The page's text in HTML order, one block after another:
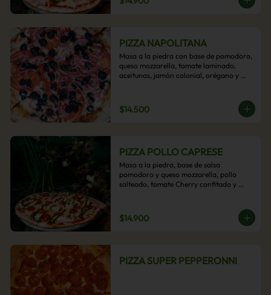
PIZZA NAPOLITANA
Masa a la piedra con base de pomodoro,
queso mozzarella, tomate laminado,
aceitunas, jamón colonial, orégano y
$14.500
PIZZA POLLO CAPRESE
Masa a la piedra, base de salsa
pomodoro y queso mozzarella, pollo
salteado, tomate Cherry confitado y
$14.900
PIZZA SUPER PEPPERONNI